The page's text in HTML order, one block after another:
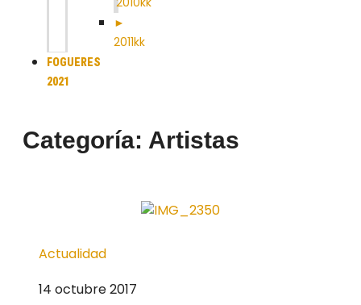
►
2011kk
FOGUERES
2021
Categoría: Artistas
Actualidad
14 octubre 2017